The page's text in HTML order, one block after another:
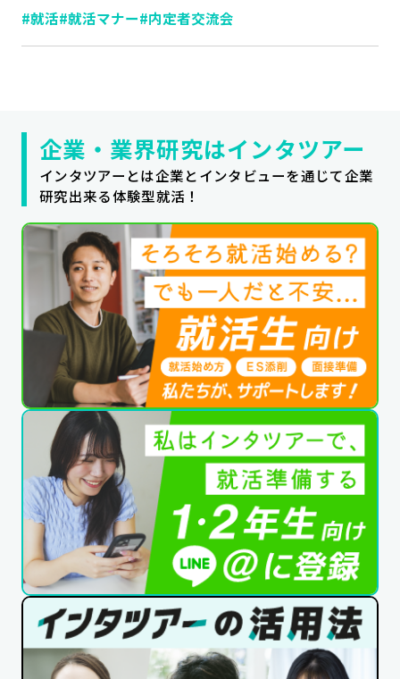
#就活#就活マナー#内定者交流会
企業・業界研究はインタツアー
インタツアーとは企業とインタビューを通じて企業
研究出来る体験型就活！